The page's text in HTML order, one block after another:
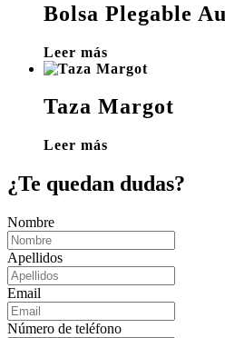
Bolsa Plegable
Leer más
Taza Margot
Leer más
¿Te quedan dudas?
Nombre
Apellidos
Email
Número de teléfono